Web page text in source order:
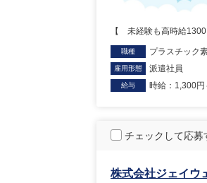
【 未経験も高時給
職種 プラスチック
雇用形態 派遣社員
給与 時給：1,300円
チェックして応募
株式会社ジェイウ